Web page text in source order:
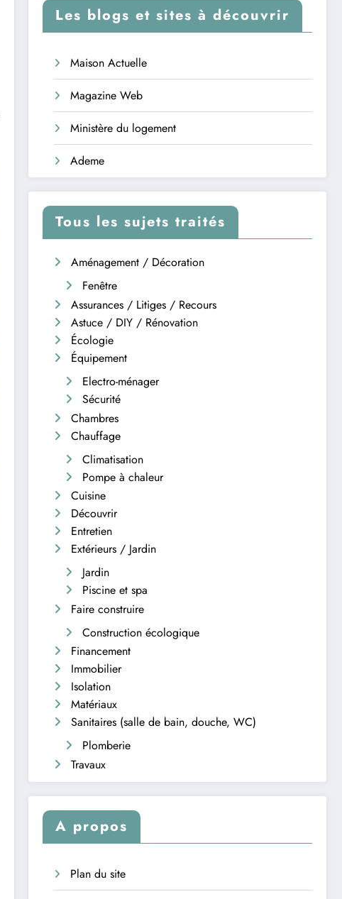
Les blogs et sites à découvrir
Maison Actuelle
Magazine Web
Ministère du logement
Ademe
Tous les sujets traités
Aménagement / Décoration
Fenêtre
Assurances / Litiges / Recours
Astuce / DIY / Rénovation
Écologie
Équipement
Electro-ménager
Sécurité
Chambres
Chauffage
Climatisation
Pompe à chaleur
Cuisine
Découvrir
Entretien
Extérieurs / Jardin
Jardin
Piscine et spa
Faire construire
Construction écologique
Financement
Immobilier
Isolation
Matériaux
Sanitaires (salle de bain, douche, WC)
Plomberie
Travaux
A propos
Plan du site